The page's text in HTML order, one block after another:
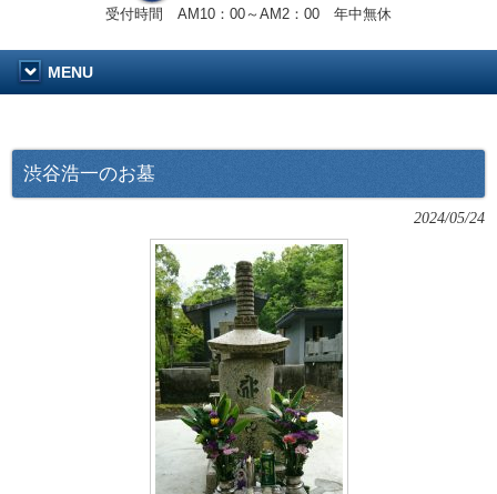
受付時間 AM10：00～AM2：00 年中無休
MENU
渋谷浩一のお墓
2024/05/24